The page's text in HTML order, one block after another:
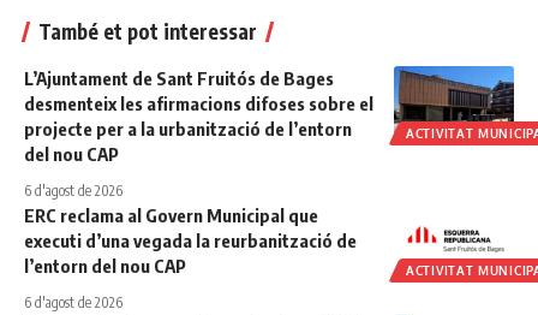
També et pot interessar
ACTIVITAT
L’Ajuntament de Sant Fruitós de Bages
desmenteix les afirmacions difoses sobre el
projecte per a la urbanització de l’entorn
del nou CAP
6 d'agost de 2026
ACTIVITAT
ERC reclama al Govern Municipal que
executi d’una vegada la reurbanització de
l’entorn del nou CAP
6 d'agost de 2026